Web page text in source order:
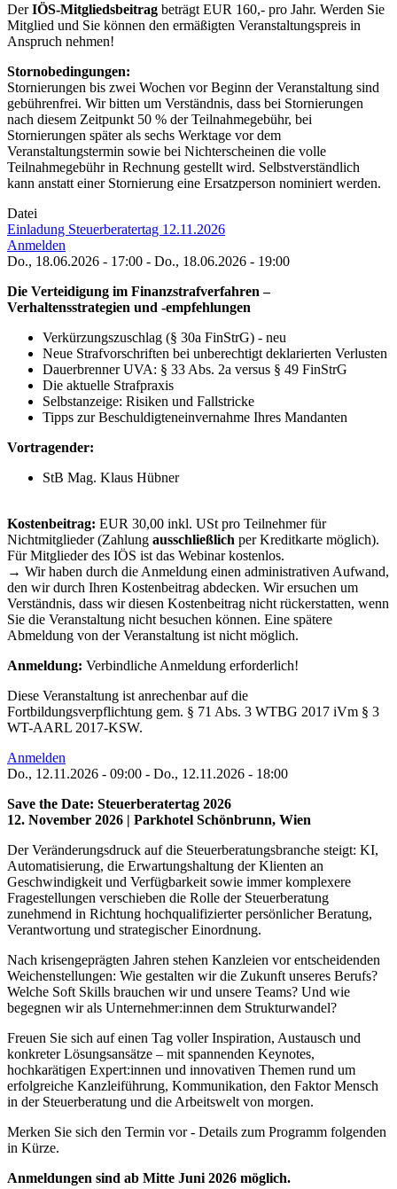
DerIÖS-Mitgliedsbeitrag beträgt EUR 160,- pro Jahr. Werden Sie
Mitglied und Sie können den ermäßigten Veranstaltungspreis in
Anspruch nehmen!
Stornobedingungen:
Stornierungen bis zwei Wochen vor Beginn der Veranstaltung sind
gebührenfrei. Wir bitten um Verständnis, dass bei Stornierungen
nach diesem Zeitpunkt 50 % der Teilnahmegebühr, bei
Stornierungen später als sechs Werktage vor dem
Veranstaltungstermin sowie bei Nichterscheinen die volle
Teilnahmegebühr in Rechnung gestellt wird. Selbstverständlich
kann anstatt einer Stornierung eine Ersatzperson nominiert werden.
Datei
Einladung Steuerberatertag 12.11.2026
Anmelden
Do., 18.06.2026 - 17:00 - Do., 18.06.2026 - 19:00
Die Verteidigung im Finanzstrafverfahren –
Verhaltensstrategien und -empfehlungen
Verkürzungszuschlag (§ 30a FinStrG) - neu
Neue Strafvorschriften bei unberechtigt deklarierten Verlusten
Dauerbrenner UVA: § 33 Abs. 2a versus § 49 FinStrG
Die aktuelle Strafpraxis
Selbstanzeige: Risiken und Fallstricke
Tipps zur Beschuldigteneinvernahme Ihres Mandanten
Vortragender:
StB Mag. Klaus Hübner
Kostenbeitrag: EUR 30,00 inkl. USt pro Teilnehmer für
Nichtmitglieder (Zahlung ausschließlich per Kreditkarte möglich).
Für Mitglieder des IÖS ist das Webinar kostenlos.
→ Wir haben durch die Anmeldung einen administrativen Aufwand,
den wir durch Ihren Kostenbeitrag abdecken. Wir ersuchen um
Verständnis, dass wir diesen Kostenbeitrag nicht rückerstatten, wenn
Sie die Veranstaltung nicht besuchen können. Eine spätere
Abmeldung von der Veranstaltung ist nicht möglich.
Anmeldung: Verbindliche Anmeldung erforderlich!
Diese Veranstaltung ist anrechenbar auf die
Fortbildungsverpflichtung gem. § 71 Abs. 3 WTBG 2017 iVm § 3
WT-AARL 2017-KSW.
Anmelden
Do., 12.11.2026 - 09:00 - Do., 12.11.2026 - 18:00
Save the Date: Steuerberatertag 2026
12. November 2026 | Parkhotel Schönbrunn, Wien
Der Veränderungsdruck auf die Steuerberatungsbranche steigt: KI,
Automatisierung, die Erwartungshaltung der Klienten an
Geschwindigkeit und Verfügbarkeit sowie immer komplexere
Fragestellungen verschieben die Rolle der Steuerberatung
zunehmend in Richtung hochqualifizierter persönlicher Beratung,
Verantwortung und strategischer Einordnung.
Nach krisengeprägten Jahren stehen Kanzleien vor entscheidenden
Weichenstellungen: Wie gestalten wir die Zukunft unseres Berufs?
Welche Soft Skills brauchen wir und unsere Teams? Und wie
begegnen wir als Unternehmer:innen dem Strukturwandel?
Freuen Sie sich auf einen Tag voller Inspiration, Austausch und
konkreter Lösungsansätze – mit spannenden Keynotes,
hochkarätigen Expert:innen und innovativen Themen rund um
erfolgreiche Kanzleiführung, Kommunikation, den Faktor Mensch
in der Steuerberatung und die Arbeitswelt von morgen.
Merken Sie sich den Termin vor - Details zum Programm folgenden
in Kürze.
Anmeldungen sind ab Mitte Juni 2026 möglich.